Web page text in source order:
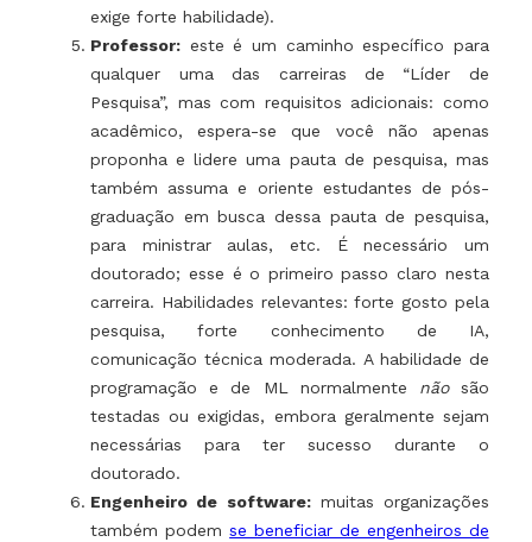
exige forte habilidade).
Professor: este é um caminho específico para
qualquer uma das carreiras de “Líder de
Pesquisa”, mas com requisitos adicionais: como
acadêmico, espera-se que você não apenas
proponha e lidere uma pauta de pesquisa, mas
também assuma e oriente estudantes de pós-
graduação em busca dessa pauta de pesquisa,
para ministrar aulas, etc. É necessário um
doutorado; esse é o primeiro passo claro nesta
carreira. Habilidades relevantes: forte gosto pela
pesquisa, forte conhecimento de IA,
comunicação técnica moderada. A habilidade de
programação e de ML normalmente nãosão
testadas ou exigidas, embora geralmente sejam
necessárias para ter sucesso durante o
doutorado.
Engenheiro de software:muitas organizações
também podemse beneficiar de engenheiros de